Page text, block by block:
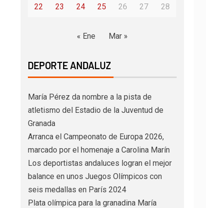
22 23 24 25 26 27 28
« Ene Mar »
DEPORTE ANDALUZ
María Pérez da nombre a la pista de
atletismo del Estadio de la Juventud de
Granada
Arranca el Campeonato de Europa 2026,
marcado por el homenaje a Carolina Marín
Los deportistas andaluces logran el mejor
balance en unos Juegos Olímpicos con
seis medallas en París 2024
Plata olímpica para la granadina María